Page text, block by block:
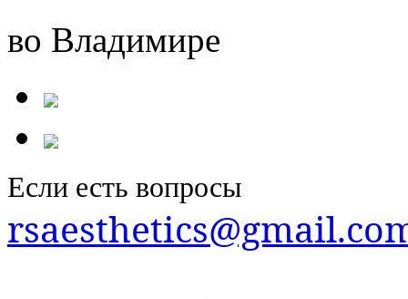
во Владимире
Если есть вопросы